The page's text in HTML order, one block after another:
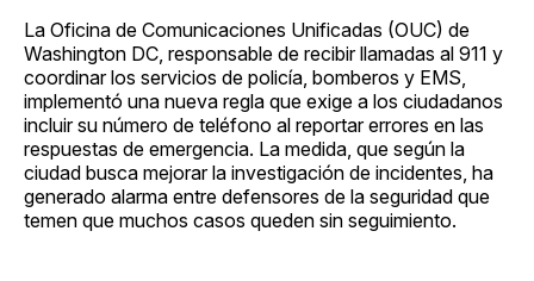
La Oficina de Comunicaciones Unificadas (OUC) de
Washington DC, responsable de recibir llamadas al 911 y
coordinar los servicios de policía, bomberos y EMS,
implementó una nueva regla que exige a los ciudadanos
incluir su número de teléfono al reportar errores en las
respuestas de emergencia. La medida, que según la
ciudad busca mejorar la investigación de incidentes, ha
generado alarma entre defensores de la seguridad que
temen que muchos casos queden sin seguimiento.